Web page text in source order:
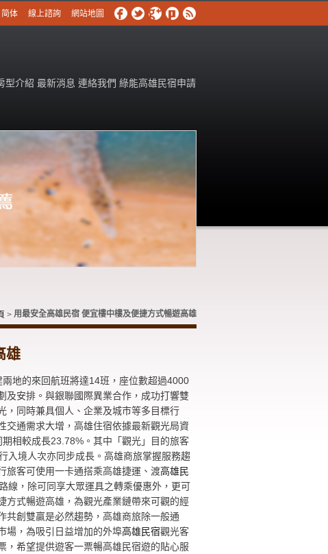
简体 線上諮詢 網站地圖
型介紹 最新消息 連絡我們 綠能高雄民宿申請
> 用最安全高雄民宿 便宜樓中樓及便捷方式暢遊高雄
雄
地的來回航班將達14班，座位數超過4000
及安排。與銀聯國際異業合作，成功打響雙
，同時兼具個人、企業及城市等多目標行
交通需求大增，高雄住宿依據最新觀光局資
相較成長23.78%。其中「觀光」目的旅客
入境人次亦同步成長。高雄商旅掌握服務趨
旅客可使用一卡通搭乘高雄捷運、渡高雄民
線，除可同享大眾運具之轉乘優惠外，更可
方式暢遊高雄，為觀光產業鏈帶來可觀的經
共創雙贏是必然趨勢，高雄商旅除一般通
場，為吸引日益增加的外埠高雄民宿觀光客
，希望提供遊客一票暢高雄民宿遊的貼心服